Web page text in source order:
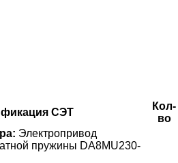
СЭТ
Кол-
во
Электропривод
пружины DA8MU230-